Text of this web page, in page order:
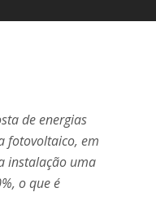
de energias
fotovoltaico, em
instalação uma
o que é